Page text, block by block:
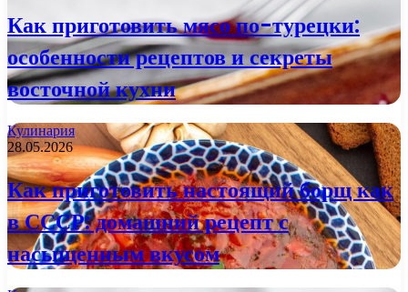
Как приготовить мясо по-турецки:
особенности рецептов и секреты
восточной кухни
Кулинария
28.05.2026
Как приготовить настоящий борщ как
в СССР: домашний рецепт с
насыщенным вкусом